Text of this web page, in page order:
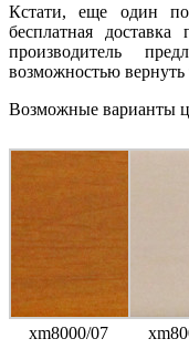
Кстати, еще один
бесплатная
производитель
возможностью вернуть
Возможные варианты
xm8000/07